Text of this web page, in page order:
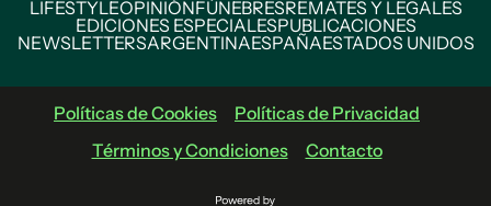
LIFESTYLEOPINIÓNFÚNEBRESREMATES Y LEGALES
EDICIONES ESPECIALESPUBLICACIONES
NEWSLETTERSARGENTINAESPAÑAESTADOS UNIDOS
Políticas de Cookies
Políticas de Privacidad
Términos y Condiciones
Contacto